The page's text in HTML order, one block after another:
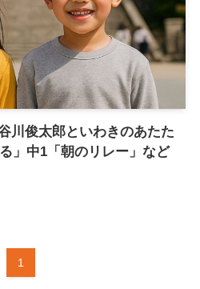
川俊太郎といわきのあたた
」中1「朝のリレー」など
1